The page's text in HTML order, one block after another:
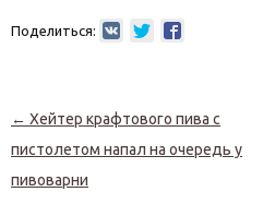
Поделиться:
Навигация по записям
← Хейтер крафтового пива с
пистолетом напал на очередь у
пивоварни